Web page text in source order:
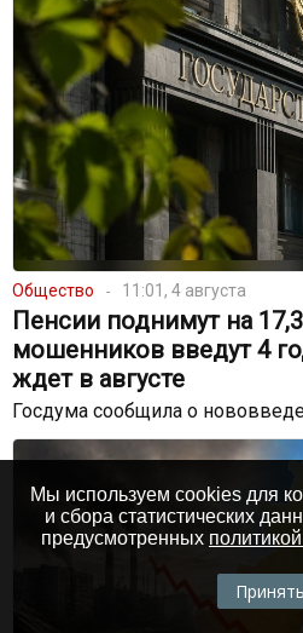
Общество 11:01, 4 августа
Пенсии поднимут на
мошенников введут 4
ждет в августе
Госдума сообщила о
Мы используем cookies для
и сбора статистических
предусмотренных
Принять